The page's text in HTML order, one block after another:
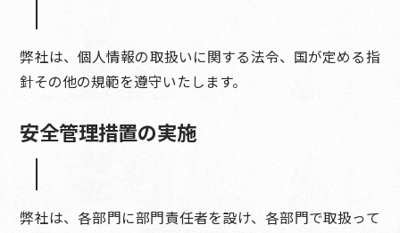
弊社は、個人情報の取扱いに関する法令、国が定める指
針その他の規範を遵守いたします。
安全管理措置の実施
弊社は、各部門に部門責任者を設け、各部門で取扱って